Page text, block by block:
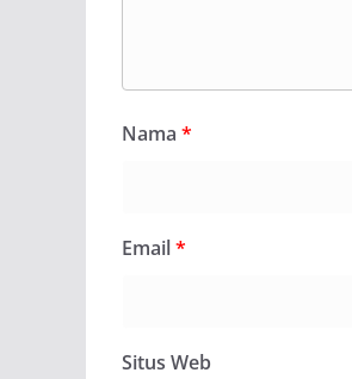
Nama *
Email*
Situs Web